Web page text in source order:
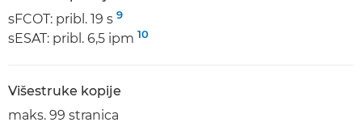
sFCOT: pribl. 19 s 9
sESAT: pribl. 6,5 ipm 10
Višestruke kopije
maks. 99 stranica